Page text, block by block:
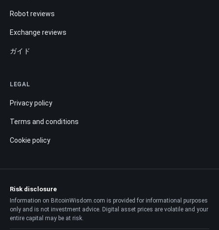
Robot reviews
Exchange reviews
ガイド
LEGAL
Privacy policy
Terms and conditions
Cookie policy
Risk disclosure
Information on BitcoinWisdom.com is provided for informational purposes
only and is not investment advice. Digital asset prices are volatile and your
entire capital may be at risk.